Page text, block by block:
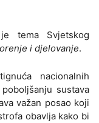
tema Svjetskog
i djelovanje.
nacionalnih
sustava
važan posao koji
obavlja kako bi